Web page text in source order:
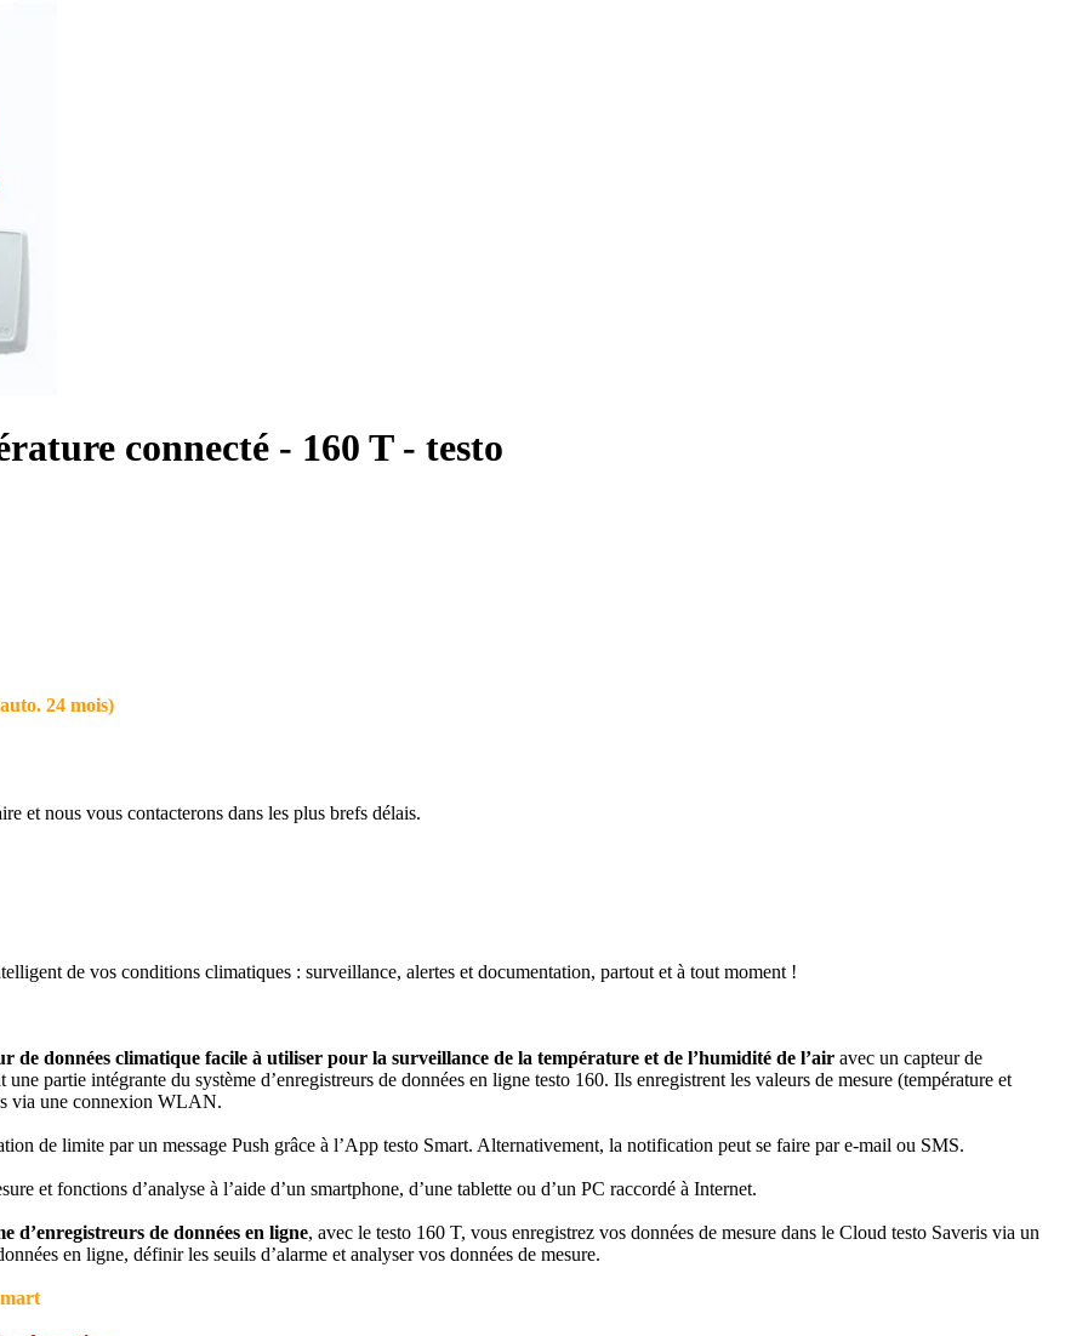
connecté - 160 T - testo
24 mois)
et nous vous contacterons dans les plus brefs délais.
de vos conditions climatiques : surveillance, alertes et documentation, partout et à tout moment !
de données climatique facile à utiliser pour la surveillance de la température et de l’humidité de l’air avec un capteur de
une partie intégrante du système d’enregistreurs de données en ligne testo 160. Ils enregistrent les valeurs de mesure (température et
via une connexion WLAN.
de limite par un message Push grâce à l’App testo Smart. Alternativement, la notification peut se faire par e-mail ou SMS.
et fonctions d’analyse à l’aide d’un smartphone, d’une tablette ou d’un PC raccordé à Internet.
d’enregistreurs de données en ligne, avec le testo 160 T, vous enregistrez vos données de mesure dans le Cloud testo Saveris via un
en ligne, définir les seuils d’alarme et analyser vos données de mesure.